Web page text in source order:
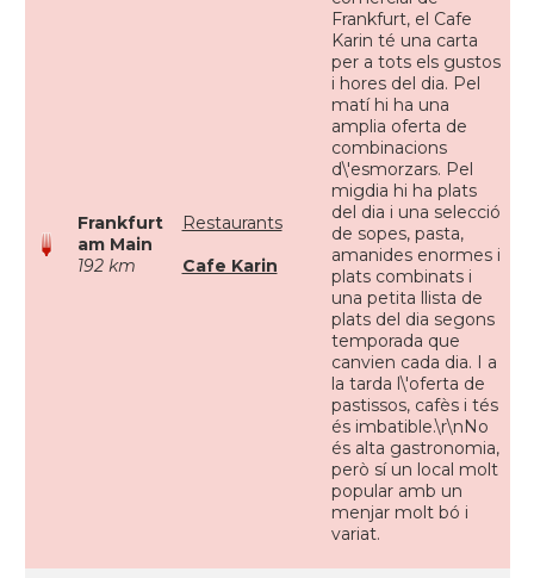
Frankfurt
am Main
192 km
Restaurants
Cafe Karin
Frankfurt, el Cafe
Karin té una carta
per a tots els gustos
i hores del dia. Pel
matí hi ha una
amplia oferta de
combinacions
d\'esmorzars. Pel
migdia hi ha plats
del dia i una selecció
de sopes, pasta,
amanides enormes i
plats combinats i
una petita llista de
plats del dia segons
temporada que
canvien cada dia. I a
la tarda l\'oferta de
pastissos, cafès i tés
és imbatible.\r\nNo
és alta gastronomia,
però sí un local molt
popular amb un
menjar molt bó i
variat.